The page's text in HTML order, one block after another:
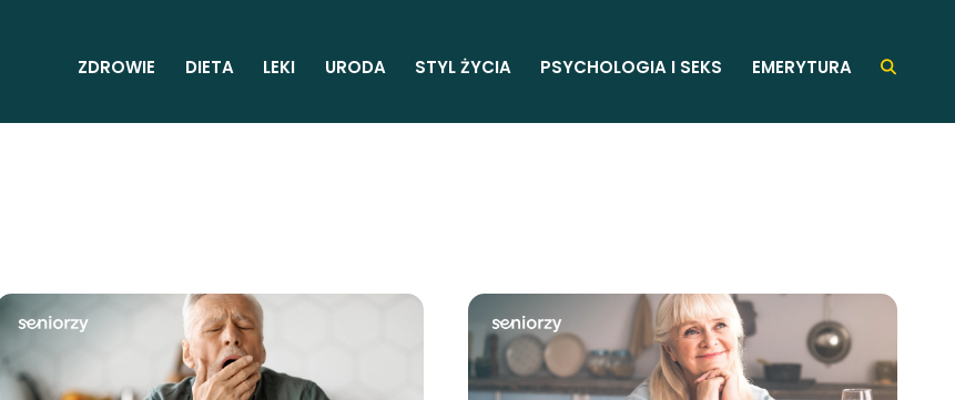
ZDROWIE DIETA LEKI URODA STYL ŻYCIA PSYCHOLOGIA I SEKS EMERYTURA